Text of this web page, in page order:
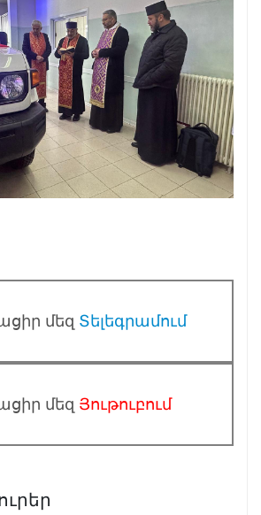
մեզ Տելեգրամում
մեզ Յութուբում